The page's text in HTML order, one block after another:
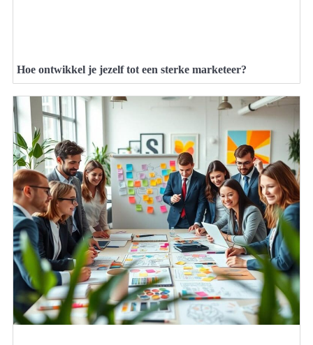
Hoe ontwikkel je jezelf tot een sterke marketeer?